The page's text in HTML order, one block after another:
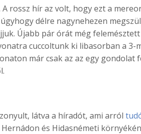
rossz hír az volt, hogy ezt a
délre nagynehezen
Újabb pár órát még felemésztett
cuccoltunk ki libasorban a 3-
már csak az az egy
látva a híradót, ami arról
és Hidasnémeti